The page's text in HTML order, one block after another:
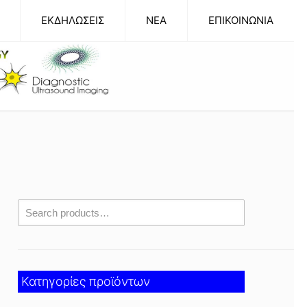
ΕΚΔΗΛΩΣΕΙΣ NEA ΕΠΙΚΟΙΝΩΝΙΑ
Κατηγορίες προϊόντων